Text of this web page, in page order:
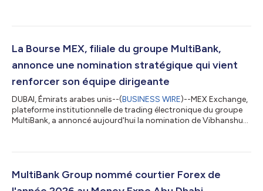
blockchain Naser Taher, président et fondateur de MultiBank
dans les domaines de la FinTech, des actifs numériques et de la
La Bourse MEX, filiale du groupe MultiBank,
annonce une nomination stratégique qui vient
renforcer son équipe dirigeante
DUBAI, Émirats arabes unis--(BUSINESS WIRE)--MEX Exchange,
plateforme institutionnelle de trading électronique du groupe
MultiBank, a annoncé aujourd'hui la nomination de Vibhanshu
classe internationale accompagnant le développement de ses
technologiques. Fort de plus de 20 ans d'expérience dans la
MultiBank Group nommé courtier Forex de